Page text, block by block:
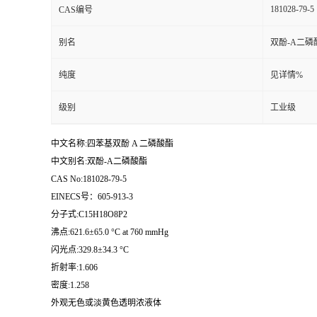
CAS编号 181028-79-5
别名 双酚-A二磷
纯度 见详情%
级别 工业级
中文名称:四苯基双酚 A 二磷酸酯
中文别名:双酚-A二磷酸酯
CAS No:181028-79-5
EINECS号：605-913-3
分子式:C15H18O8P2
沸点:621.6±65.0 °C at 760 mmHg
闪光点:329.8±34.3 °C
折射率:1.606
密度:1.258
外观无色或淡黄色透明浓液体